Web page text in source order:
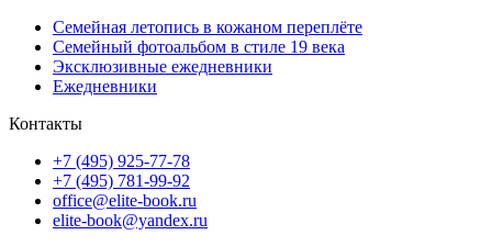
Семейная летопись в кожаном переплёте
Семейный фотоальбом в стиле 19 века
Эксклюзивные ежедневники
Ежедневники
Контакты
+7 (495) 925-77-78
+7 (495) 781-99-92
office@elite-book.ru
elite-book@yandex.ru